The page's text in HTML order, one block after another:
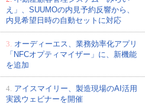
え」、SUUMOの内見予約反響から、
内見希望日時の自動セットに対応
3. オーディーエス、業務効率化アプリ
「NFCオプティマイザー」に、新機能
を追加
4. アイスマイリー、製造現場のAI活用
実践ウェビナーを開催